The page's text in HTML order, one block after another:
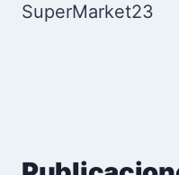
SuperMarket23